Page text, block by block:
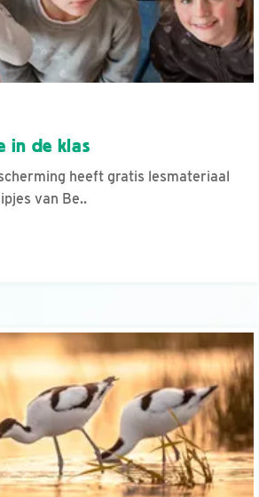
in de klas
heeft gratis lesmateriaal
van Be..